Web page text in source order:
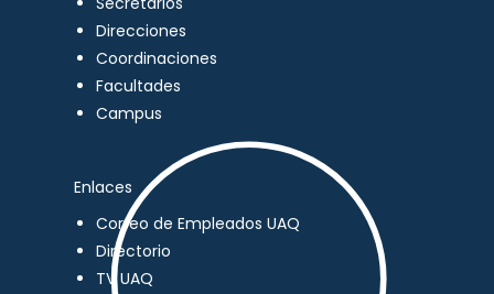
Direcciones
Coordinaciones
Facultades
Campus
Enlaces
Correo de Empleados UAQ
Directorio
TV UAQ